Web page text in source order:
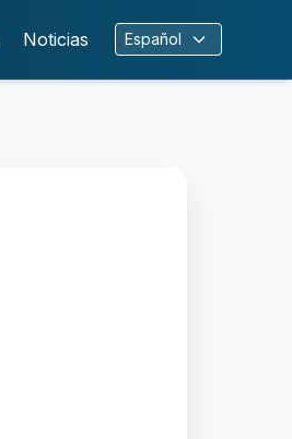
Noticias Español